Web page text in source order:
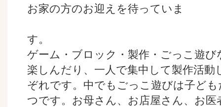
お家の方のお迎えを待っていま
す。
ゲーム・ブロック・製作・ごっこ遊
楽しんだり、一人で集中して製作活
ぞれです。中でもごっこ遊びは子ど
つです。お母さん、お店屋さん、お